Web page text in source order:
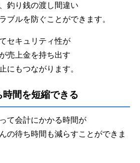
釣り銭の渡し間違い
ブルを防ぐことができます。
セキュリティ性が
売上金を持ち出す
にもつながります。
時間を短縮できる
て会計にかかる時間が
の待ち時間も減らすことができま